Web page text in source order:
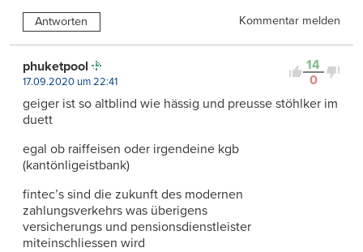
Antworten Kommentar melden
14
0
phuketpool
17.09.2020 um 22:41
geiger ist so altblind wie hässig und preusse stöhlker im
duett
egal ob raiffeisen oder irgendeine kgb
(kantönligeistbank)
fintec’s sind die zukunft des modernen
zahlungsverkehrs was überigens
versicherungs und pensionsdienstleister
miteinschliessen wird